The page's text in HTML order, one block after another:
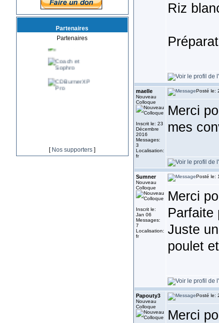
Partenaires
Partenaires
[ Nos supporters ]
Riz
maelle
Nouveau
Colloque
Inscrit le: 23
Décembre
2016
Messages:
3
Localisation:
fr
Posté le:
Merci
mes
Sumner
Nouveau
Colloque
Inscrit le:
Jan 06
Messages:
7
Localisation:
fr
Posté le:
Merci
Juste
poulet
Papouty3
Nouveau
Colloque
Posté le:
Merci